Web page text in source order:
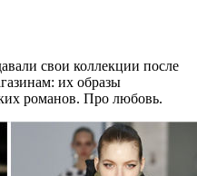
свои коллекции после
их образы
романов. Про любовь.